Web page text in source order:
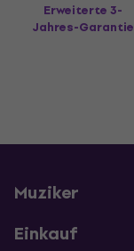
Erweiterte 3-
Jahres-Garantie
Muziker
Einkauf